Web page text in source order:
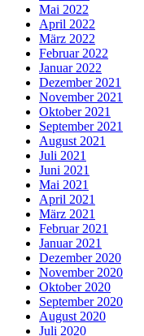
Mai 2022
April 2022
März 2022
Februar 2022
Januar 2022
Dezember 2021
November 2021
Oktober 2021
September 2021
August 2021
Juli 2021
Juni 2021
Mai 2021
April 2021
März 2021
Februar 2021
Januar 2021
Dezember 2020
November 2020
Oktober 2020
September 2020
August 2020
Juli 2020